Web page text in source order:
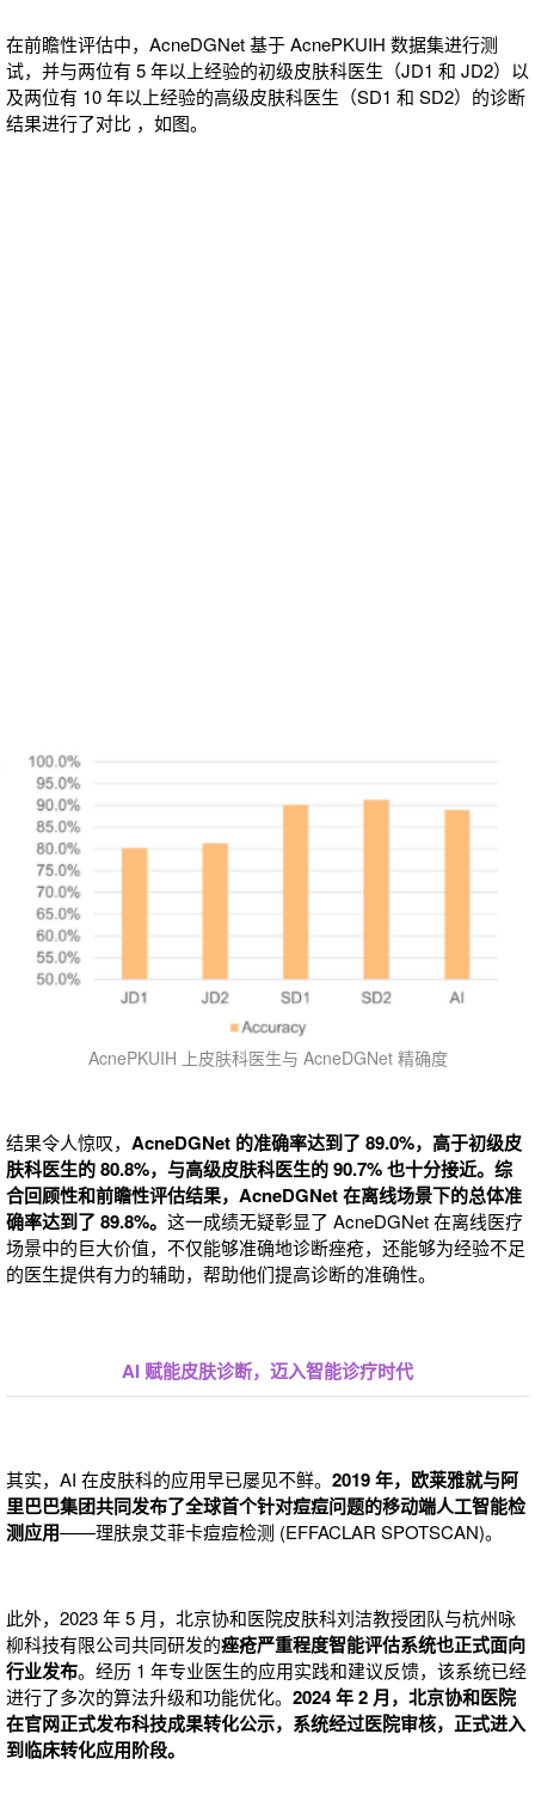
在前瞻性评估中，AcneDGNet 基于 AcnePKUIH 数据集进行测
试，并与两位有 5 年以上经验的初级皮肤科医生（JD1 和 JD2）以
及两位有 10 年以上经验的高级皮肤科医生（SD1 和 SD2）的诊断
结果进行了对比 ，如图。
AcnePKUIH 上皮肤科医生与 AcneDGNet 精确度
结果令人惊叹， AcneDGNet 的准确率达到了 89.0%，高于初级皮
肤科医生的 80.8%，与高级皮肤科医生的 90.7% 也十分接近。综
合回顾性和前瞻性评估结果，AcneDGNet 在离线场景下的总体准
确率达到了 89.8%。 这一成绩无疑彰显了 AcneDGNet 在离线医疗
场景中的巨大价值，不仅能够准确地诊断痤疮，还能够为经验不足
的医生提供有力的辅助，帮助他们提高诊断的准确性。
AI 赋能皮肤诊断，迈入智能诊疗时代
其实，AI 在皮肤科的应用早已屡见不鲜。 2019 年，欧莱雅就与阿
里巴巴集团共同发布了全球首个针对痘痘问题的移动端人工智能检
测应用——理肤泉艾菲卡痘痘检测 (EFFACLAR SPOTSCAN)。
此外，2023 年 5 月，北京协和医院皮肤科刘洁教授团队与杭州咏
柳科技有限公司共同研发的痤疮严重程度智能评估系统也正式面向
行业发布。经历 1 年专业医生的应用实践和建议反馈，该系统已经
进行了多次的算法升级和功能优化。 2024 年 2 月，北京协和医院
在官网正式发布科技成果转化公示，系统经过医院审核，正式进入
到临床转化应用阶段。